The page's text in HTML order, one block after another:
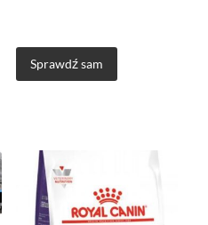
Sprawdź sam